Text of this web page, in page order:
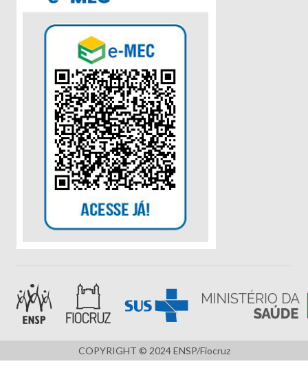
COPYRIGHT © 2024 ENSP/Fiocruz